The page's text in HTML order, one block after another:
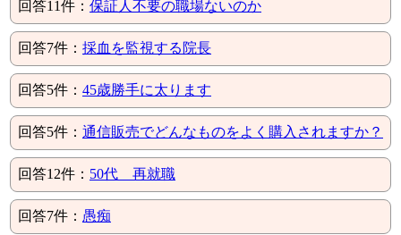
回答11件： 保証人不要の職場ないのか
回答7件： 採血を監視する院長
回答5件： 45歳勝手に太ります
回答5件： 通信販売でどんなものをよく購入されますか？
回答12件： 50代 再就職
回答7件： 愚痴